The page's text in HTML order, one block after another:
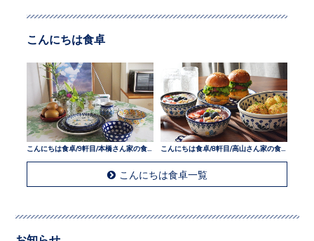
こんにちは食卓
こんにちは食卓/9軒目/本橋さん家の食卓
こんにちは食卓一覧